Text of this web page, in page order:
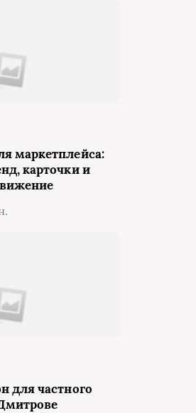
маркетплейса:
карточки и
для частного